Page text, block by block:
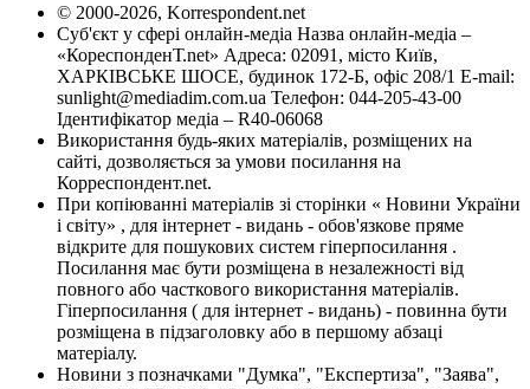
© 2000-2026, Korrespondent.net
Суб'єкт у сфері онлайн-медіа Назва онлайн-медіа –
«КореспонденТ.net» Адреса: 02091, місто Київ,
ХАРКІВСЬКЕ ШОСЕ, будинок 172-Б, офіс 208/1 E-mail:
sunlight@mediadim.com.ua Телефон: 044-205-43-00
Ідентифікатор медіа – R40-06068
Використання будь-яких матеріалів, розміщених на
сайті, дозволяється за умови посилання на
Корреспондент.net.
При копіюванні матеріалів зі сторінки « Новини України
і світу» , для інтернет - видань - обов'язкове пряме
відкрите для пошукових систем гіперпосилання .
Посилання має бути розміщена в незалежності від
повного або часткового використання матеріалів.
Гіперпосилання ( для інтернет - видань) - повинна бути
розміщена в підзаголовку або в першому абзаці
матеріалу.
Новини з позначками "Думка", "Експертиза", "Заява",